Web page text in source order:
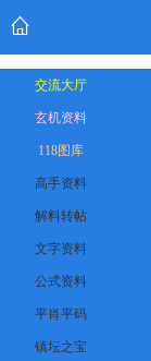
交流大厅
玄机资料
118图库
高手资料
解料转帖
文字资料
公式资料
平肖平码
镇坛之宝